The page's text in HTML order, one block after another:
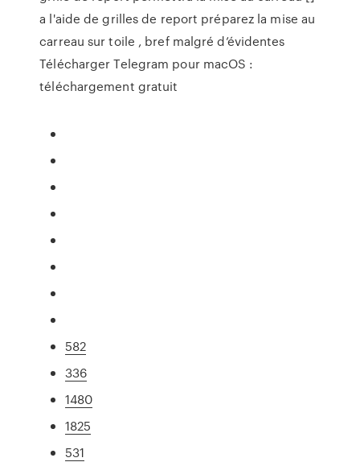
a l'aide de grilles de report préparez la mise au
carreau sur toile , bref malgré d’évidentes
Télécharger Telegram pour macOS :
téléchargement gratuit
582
336
1480
1825
531